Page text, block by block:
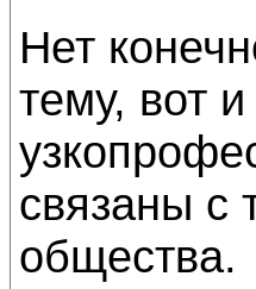
Нет
тему, вот
связаны с
общества.